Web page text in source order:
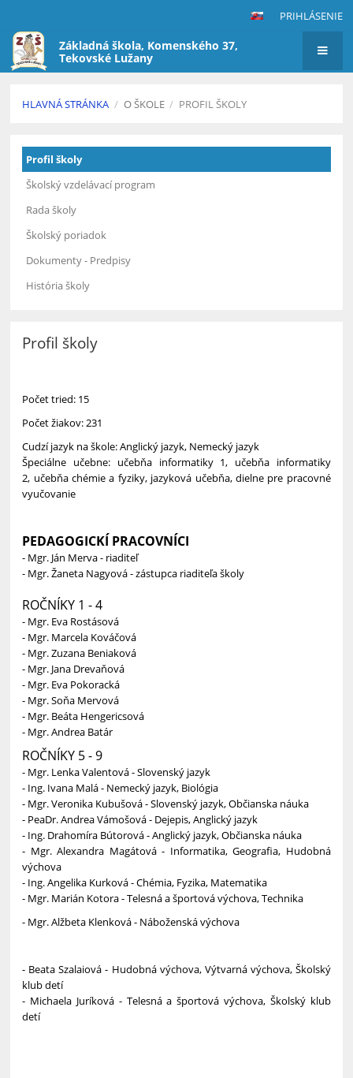
PRIHLÁSENIE
Základná škola, Komenského 37,
Tekovské Lužany
HLAVNÁ STRÁNKA / O ŠKOLE / PROFIL ŠKOLY
Profil
školy
Profil školy
Školský vzdelávací program
Rada školy
Školský poriadok
Dokumenty - Predpisy
História školy
Profil školy
Počet tried: 15
Počet žiakov: 231
Cudzí jazyk na škole: Anglický jazyk, Nemecký jazyk
Špeciálne učebne: učebňa informatiky 1, učebňa informatiky
2, učebňa chémie a fyziky, jazyková učebňa, dielne pre pracovné
vyučovanie
PEDAGOGICKÍ PRACOVNÍCI
- Mgr. Ján Merva - riaditeľ
- Mgr. Žaneta Nagyová - zástupca riaditeľa školy
ROČNÍKY 1 - 4
- Mgr. Eva Rostásová
- Mgr. Marcela Kováčová
- Mgr. Zuzana Beniaková
- Mgr. Jana Drevaňová
- Mgr. Eva Pokoracká
- Mgr. Soňa Mervová
- Mgr. Beáta Hengericsová
- Mgr. Andrea Batár
ROČNÍKY 5 - 9
- Mgr. Lenka Valentová - Slovenský jazyk
- Ing. Ivana Malá - Nemecký jazyk, Biológia
- Mgr. Veronika Kubušová - Slovenský jazyk, Občianska náuka
- PeaDr. Andrea Vámošová - Dejepis, Anglický jazyk
- Ing. Drahomíra Bútorová - Anglický jazyk,Občianska náuka
- Mgr. Alexandra Magátová - Informatika, Geografia, Hudobná
výchova
- Ing. Angelika Kurková - Chémia, Fyzika, Matematika
- Mgr. Marián Kotora - Telesná a športová výchova, Technika
- Mgr. Alžbeta Klenková - Náboženská výchova
- Beata Szalaiová - Hudobná výchova, Výtvarná výchova, Školský
klub detí
- Michaela Juríková - Telesná a športová výchova, Školský klub
detí